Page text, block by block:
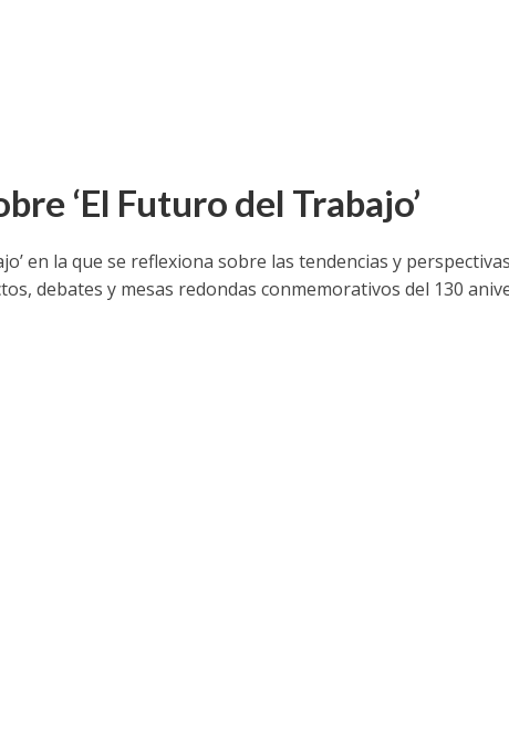
‘El Futuro del Trabajo’
en la que se reflexiona sobre las tendencias y
debates y mesas redondas conmemorativos del 130